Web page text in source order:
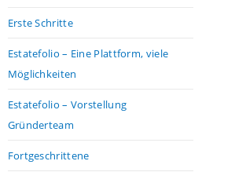
Erste Schritte
Estatefolio – Eine Plattform, viele
Möglichkeiten
Estatefolio – Vorstellung
Gründerteam
Fortgeschrittene